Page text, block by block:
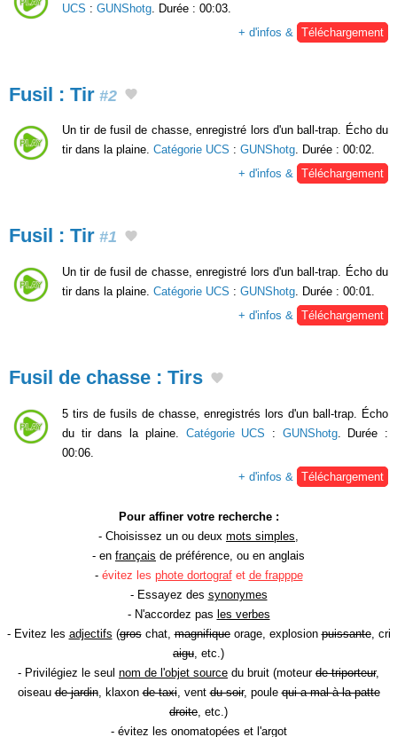
UCS : GUNShotg . Durée : 00:03.
+ d'infos &
Téléchargement
Fusil : Tir #2
Un tir de fusil de chasse, enregistré lors d'un ball-trap. Écho du
tir dans la plaine. Catégorie UCS : GUNShotg. Durée : 00:02.
+ d'infos & Téléchargement
Fusil : Tir #1
Un tir de fusil de chasse, enregistré lors d'un ball-trap. Écho du
tir dans la plaine. Catégorie UCS : GUNShotg . Durée : 00:01.
+ d'infos &
Téléchargement
Fusil de chasse : Tirs
5 tirs de fusils de chasse, enregistrés lors d'un ball-trap. Écho
du tir dans la plaine. Catégorie UCS : GUNShotg. Durée :
00:06.
+ d'infos &
Téléchargement
Pour affiner votre recherche :
- Choisissez un ou deux mots simples
- en français de préférence, ou en anglais
- évitez les phote dortografet de frapppe
- Essayez des synonymes
- N'accordez pas les verbes
- Evitez les adjectifs (groschat,magnifiqueorage, explosionpuissante, cri
aigu , etc.)
- Privilégiez le seul nom de l'objet source du bruit (moteur de triporteur,
oiseaude jardin, klaxonde taxi, ventdu soir, poulequi a mal à la patte
droite , etc.)
- évitez les onomatopées et l'argot